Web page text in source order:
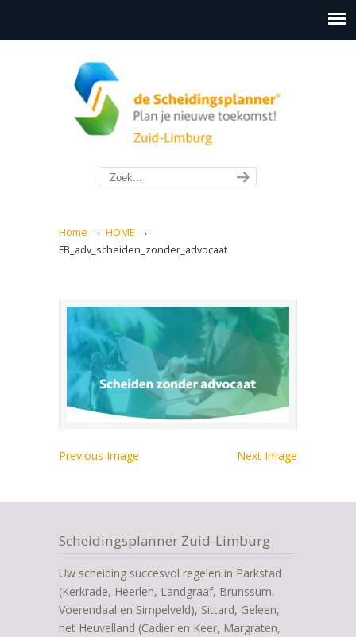
Home → HOME →
FB_adv_scheiden_zonder_advocaat
Previous Image Next Image
Scheidingsplanner Zuid-Limburg
Uw scheiding succesvol regelen in Parkstad
(Kerkrade, Heerlen, Landgraaf, Brunssum,
Voerendaal en Simpelveld), Sittard, Geleen,
het Heuvelland (Cadier en Keer, Margraten,